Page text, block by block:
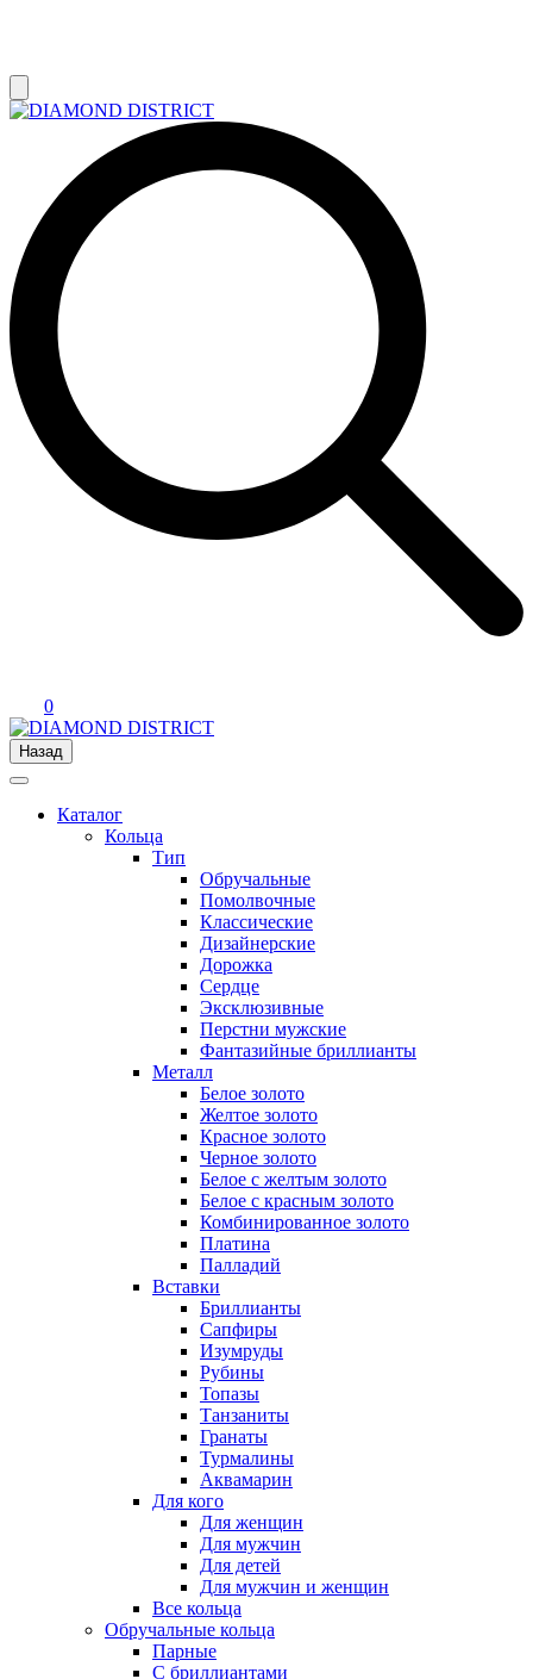
0
Назад
Каталог
Кольца
Тип
Обручальные
Помолвочные
Классические
Дизайнерские
Дорожка
Сердце
Эксклюзивные
Перстни мужские
Фантазийные бриллианты
Металл
Белое золото
Желтое золото
Красное золото
Черное золото
Белое с желтым золото
Белое с красным золото
Комбинированное золото
Платина
Палладий
Вставки
Бриллианты
Сапфиры
Изумруды
Рубины
Топазы
Танзаниты
Гранаты
Турмалины
Аквамарин
Для кого
Для женщин
Для мужчин
Для детей
Для мужчин и женщин
Все кольца
Обручальные кольца
Парные
С бриллиантами